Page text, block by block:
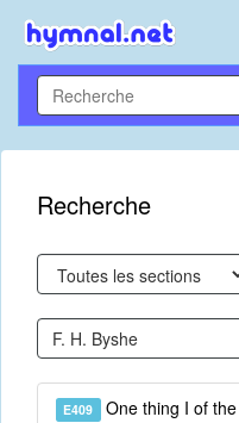
Recherche
E409 One thing I of